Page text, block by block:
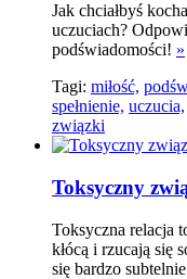
Jak chciałbyś
uczuciach?
podświadomości! »
Tagi: miłość,
spełnienie, uczucia,
związki
Toksyczny
Toksyczna relacja
kłócą i rzucają się
się bardzo